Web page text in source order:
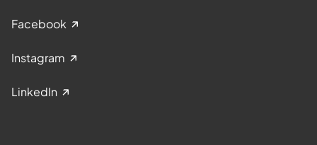
Facebook
Instagram
LinkedIn